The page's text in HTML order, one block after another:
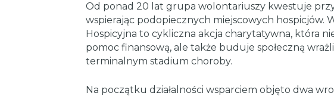
Od ponad 20 lat grupa wolontariuszy kwestuje przy
wspierając podopiecznych miejscowych hospicjów.
Hospicyjna to cykliczna akcja charytatywna, która
pomoc finansową, ale także buduje społeczną
terminalnym stadium choroby.
Na początku działalności wsparciem objęto dwa